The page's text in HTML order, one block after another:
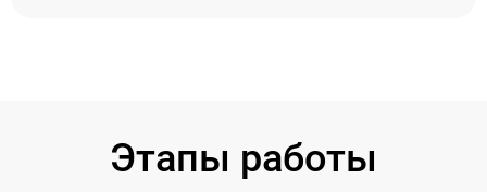
Этапы работы